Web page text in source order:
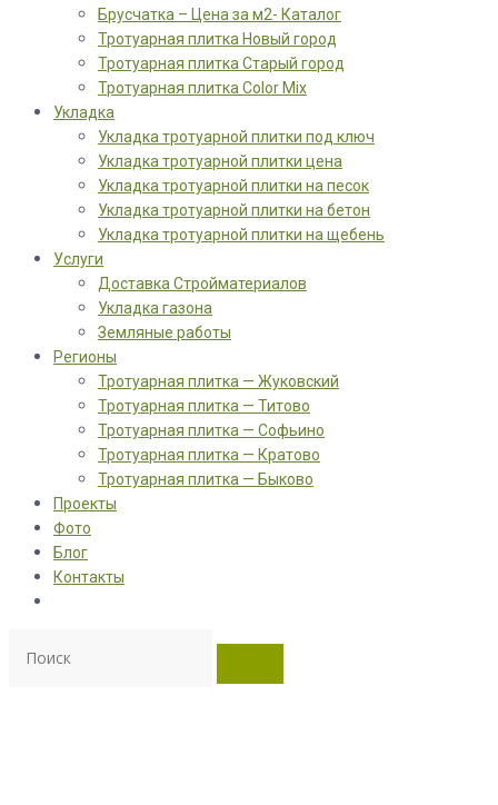
Брусчатка – Цена за м2- Каталог
Тротуарная плитка Новый город
Тротуарная плитка Старый город
Тротуарная плитка Color Mix
Укладка
Укладка тротуарной плитки под ключ
Укладка тротуарной плитки цена
Укладка тротуарной плитки на песок
Укладка тротуарной плитки на бетон
Укладка тротуарной плитки на щебень
Услуги
Доставка Стройматериалов
Укладка газона
Земляные работы
Регионы
Тротуарная плитка — Жуковский
Тротуарная плитка — Титово
Тротуарная плитка — Софьино
Тротуарная плитка — Кратово
Тротуарная плитка — Быково
Проекты
Фото
Блог
Контакты